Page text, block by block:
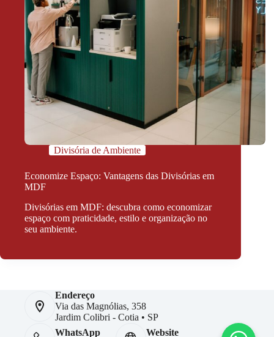
Divisória de Ambiente
Economize Espaço: Vantagens das Divisórias em
MDF
Divisórias em MDF: descubra como economizar
espaço com praticidade, estilo e organização no
seu ambiente.
Endereço
Via das Magnólias, 358
Jardim Colibri - Cotia • SP
WhatsApp
Website